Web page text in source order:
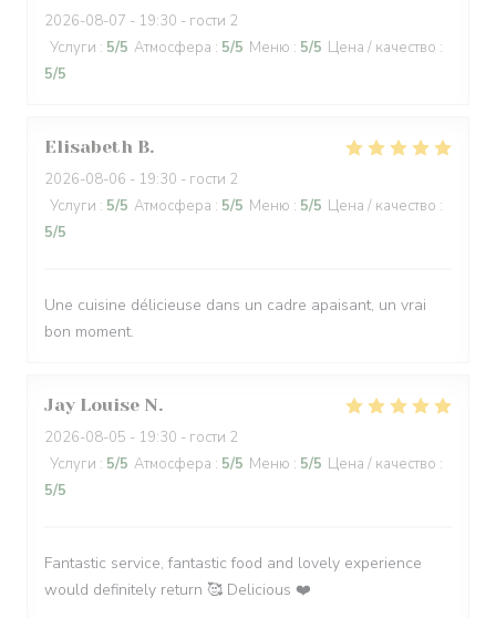
2026-08-07 - 19:30 - гости 2
Услуги : 5/5 Атмосфера : 5/5 Меню : 5/5 Цена / качество :
5/5
Elisabeth B
2026-08-06 - 19:30 - гости 2
Услуги : 5/5 Атмосфера : 5/5 Меню : 5/5 Цена / качество :
5/5
Une cuisine délicieuse dans un cadre apaisant, un vrai
bon moment.
Jay Louise N
2026-08-05 - 19:30 - гости 2
Услуги : 5/5 Атмосфера : 5/5 Меню : 5/5 Цена / качество :
5/5
Fantastic service, fantastic food and lovely experience
would definitely return 🥰 Delicious ❤️